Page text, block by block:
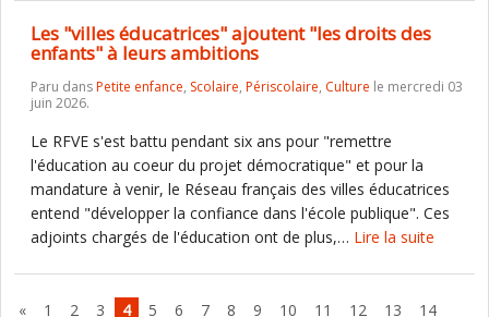
Les "villes éducatrices" ajoutent "les droits des
enfants" à leurs ambitions
Paru dansPetite enfance, Scolaire, Périscolaire, Culture le mercredi 03
juin 2026.
Le RFVE s'est battu pendant six ans pour "remettre
l'éducation au coeur du projet démocratique" et pour la
mandature à venir, le Réseau français des villes éducatrices
entend "développer la confiance dans l'école publique". Ces
adjoints chargés de l'éducation ont de plus,… Lire la suite
« 1 2 3 4 5 6 7 8 9 10 11 12 13
14